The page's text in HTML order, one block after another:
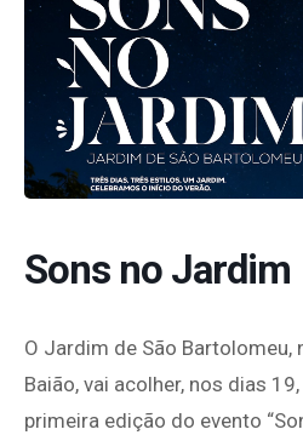
Sons no Jardim
O Jardim de São Bartolomeu,
Baião, vai acolher, nos dias
primeira edição do evento